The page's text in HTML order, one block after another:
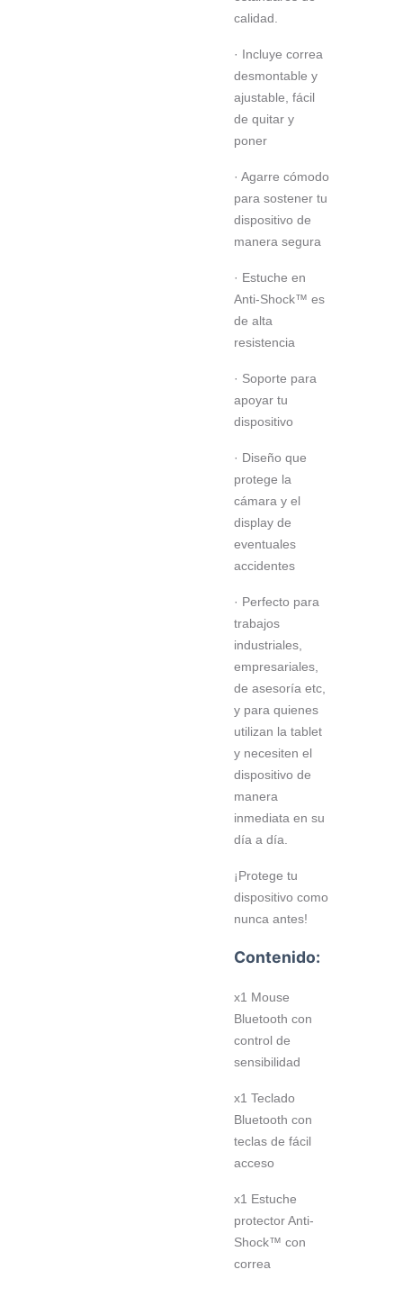
calidad.
· Incluye correa
desmontable y
ajustable, fácil
de quitar y
poner
· Agarre cómodo
para sostener tu
dispositivo de
manera segura
· Estuche en
Anti-Shock™ es
de alta
resistencia
· Soporte para
apoyar tu
dispositivo
· Diseño que
protege la
cámara y el
display de
eventuales
accidentes
· Perfecto para
trabajos
industriales,
empresariales,
de asesoría etc,
y para quienes
utilizan la tablet
y necesiten el
dispositivo de
manera
inmediata en su
día a día.
¡Protege tu
dispositivo como
nunca antes!
Contenido:
x1 Mouse
Bluetooth con
control de
sensibilidad
x1 Teclado
Bluetooth con
teclas de fácil
acceso
x1 Estuche
protector Anti-
Shock™ con
correa